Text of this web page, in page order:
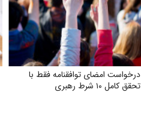
درخواست امضای توافقنامه فقط با
تحقق کامل ۱۰ شرط رهبری